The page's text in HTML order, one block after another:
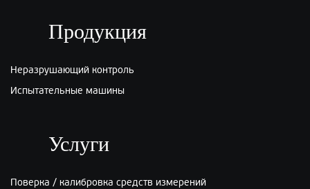
Киров
г.Киров, ул.Производственная 22
Продукция
Неразрушающий контроль
Испытательные машины
Услуги
Поверка / калибровка средств измерений